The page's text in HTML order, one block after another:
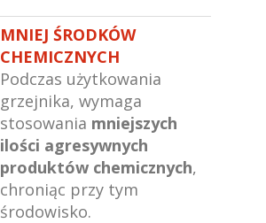
MNIEJ ŚRODKÓW
CHEMICZNYCH
Podczas użytkowania
grzejnika, wymaga
stosowania mniejszych
ilości agresywnych
produktów chemicznych,
chroniąc przy tym
środowisko.